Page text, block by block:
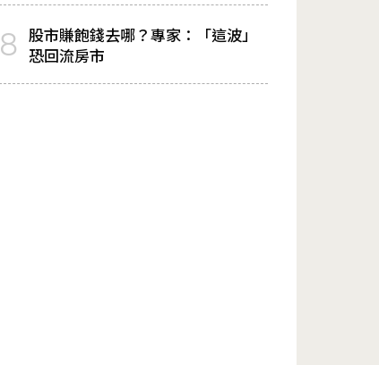
8 股市賺飽錢去哪？專家：「這波」
恐回流房市